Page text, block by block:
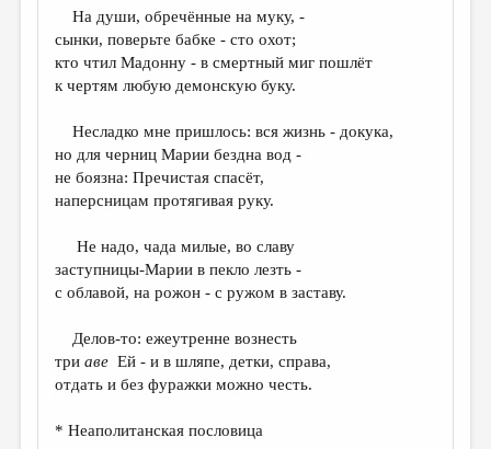
ПРАВИЛА САЙТА
ОТДЕЛЫ И РУБРИКИ
ИЗБРАННОЕ
ДАЙДЖЕСТ
ПРОИЗВЕДЕНИЯ
ПЕРЕВОДЫ
КОНКУРСЫ
ДЕТСКАЯ КОМНАТА
ОБЗОР ЛИТЕРАТУРЫ
СТРАНИЦЫ ПАМЯТИ
ОБЪЯВЛЕНИЯ
На души, обречённые на муку, -
сынки, поверьте бабке - сто охот;
кто чтил Мадонну - в смертный миг пошлёт
к чертям любую демонскую буку.
Несладко мне пришлось: вся жизнь - докука,
но для черниц Марии бездна вод -
не боязна: Пречистая спасёт,
наперсницам протягивая руку.
Не надо, чада милые, во славу
заступницы-Марии в пекло лезть -
с облавой, на рожон - с ружом в заставу.
Делов-то: ежеутренне вознесть
триаве Ей - и в шляпе, детки, справа,
отдать и без фуражки можно честь.
* Неаполитанская пословица